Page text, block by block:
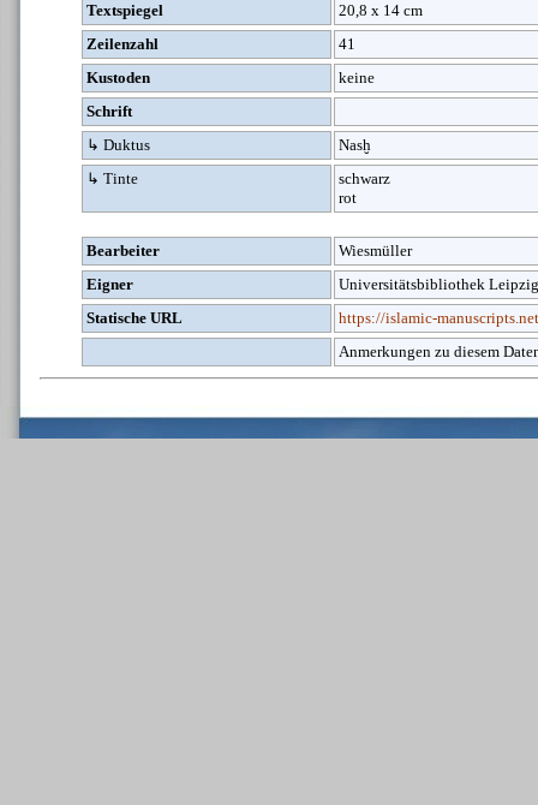
Textspiegel
20,8 x 14 cm
Zeilenzahl
41
Kustoden
keine
Schrift
↳ Duktus
Nasḫ
↳ Tinte
schwarz
rot
Bearbeiter
Wiesmüller
Eigner
Universitätsbibliothek Leipzig
Statische URL
https://islamic-
Anmerkungen zu diesem